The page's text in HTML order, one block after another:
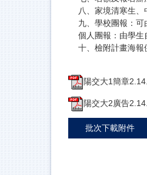
八、家境清寒生
九、學校團報：可
個人團報：由學生
十、檢附計畫海報
陽交大1簡章
陽交大2廣告
批次下載附件